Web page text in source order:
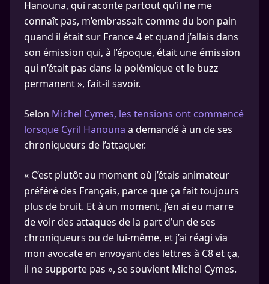
Hanouna, qui raconte partout qu’il ne me
connaît pas, m’embrassait comme du bon pain
quand il était sur France 4 et quand j’allais dans
son émission qui, à l’époque, était une émission
qui n’était pas dans la polémique et le buzz
permanent », fait-il savoir.
Selon Michel Cymes, les tensions ont commencé
lorsque Cyril Hanouna a demandé à un de ses
chroniqueurs de l’attaquer.
« C’est plutôt au moment où j’étais animateur
préféré des Français, parce que ça fait toujours
plus de bruit. Et à un moment, j’en ai eu marre
de voir des attaques de la part d’un de ses
chroniqueurs ou de lui-même, et j’ai réagi via
mon avocate en envoyant des lettres à C8 et ça,
il ne supporte pas », se souvient Michel Cymes.